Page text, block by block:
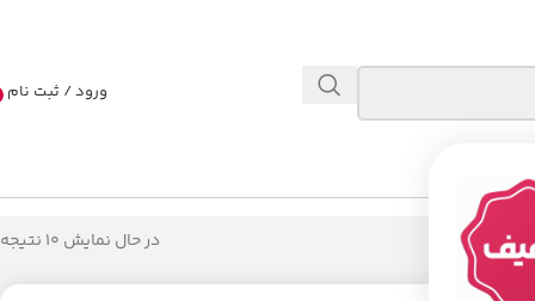
ورود / ثبت نام
در حال نمایش 10 نتیجه